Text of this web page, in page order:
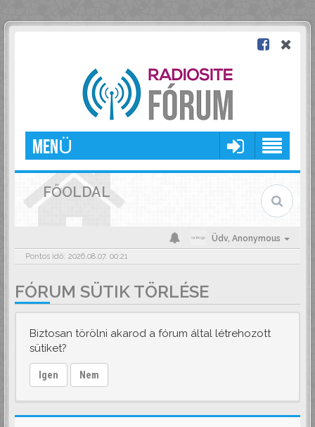
MENÜ
FŐOLDAL
Üdv, Anonymous
Pontos idő: 2026.08.07. 00:21
FÓRUM SÜTIK TÖRLÉSE
Biztosan törölni akarod a fórum által létrehozott
sütiket?
Igen Nem